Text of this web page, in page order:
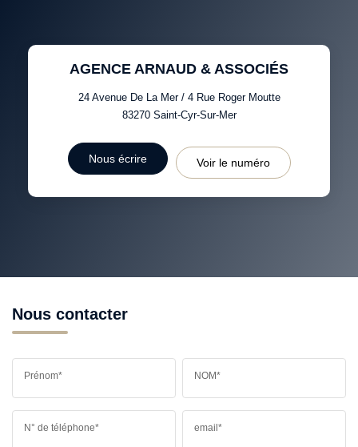
AGENCE ARNAUD & ASSOCIÉS
24 Avenue De La Mer / 4 Rue Roger Moutte
83270 Saint-Cyr-Sur-Mer
Nous écrire Voir le numéro
Nous contacter
Prénom* NOM*
N° de téléphone* email*